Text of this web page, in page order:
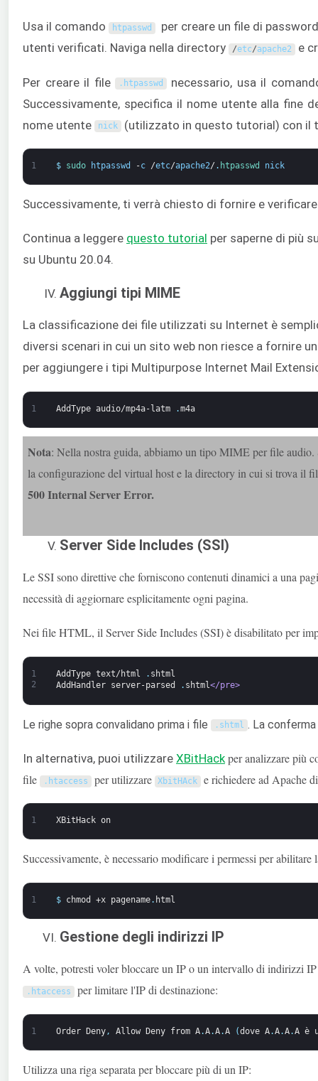
Usa il comando htpasswd per creare un file di
utenti verificati. Naviga nella directory
/etc/apache2 e
Per creare il file . htpasswd necessario, usa il
Successivamente, specifica il nome utente alla fine
nome utente
nick (utilizzato in questo tutorial) con il
1 $ sudo htpasswd -c /etc/apache2/ . htpasswd nick
Successivamente, ti verrà chiesto di fornire e
Continua a leggere questo tutorial per saperne di più
su Ubuntu 20.04.
Aggiungi tipi MIME
La classificazione dei file utilizzati su Internet è
diversi scenari in cui un sito web non riesce a fornire
per aggiungere i tipi Multipurpose Internet Mail
1 AddType audio/mp4a-latm .m4a
Nota: Nella nostra guida, abbiamo un tipo MIME per file
la configurazione del virtual host e la directory in cui si trova il
500 Internal Server Error.
Server Side Includes (SSI)
Le SSI sono direttive che forniscono contenuti dinamici a una
necessità di aggiornare esplicitamente ogni pagina.
Nei file HTML, il Server Side Includes (SSI) è disabilitato per
1
2
AddType text/html . shtml
AddHandler
server-parsed . shtml</pre>
Le righe sopra convalidano prima i file . shtml . La
In alternativa, puoi utilizzare XBitHack per analizzare più
file
. htaccess per utilizzare XbitHAck e richiedere ad Apache
1 XBitHack on
Successivamente, è necessario modificare i permessi per
1 $ chmod +x pagename. html
Gestione degli indirizzi IP
A volte, potresti voler bloccare un IP o un intervallo di indirizzi
. htaccess per limitare l'IP di destinazione:
1 Order Deny, Allow Deny from A.A.A.A (dove A.A.A.A è
Utilizza una riga separata per bloccare più di un IP: